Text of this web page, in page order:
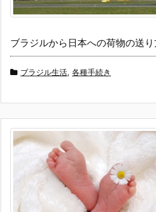
ブラジルから日本への荷物の送り
ブラジル生活, 各種手続き